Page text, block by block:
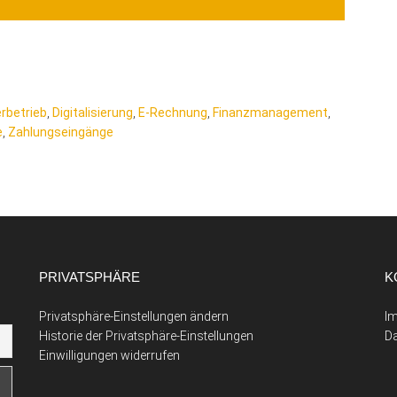
Digitalisierung E-Rechnung Finanzmanagement
Zahlungseingänge
PRIVATSPHÄRE
Privatsphäre-Einstellungen ändern
Historie der Privatsphäre-Einstellungen
Einwilligungen widerrufen